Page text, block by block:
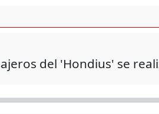
del 'Hondius' se